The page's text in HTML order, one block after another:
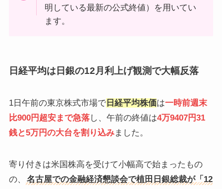
明している最新の公式終値）を用いてい
ます。
日経平均は日銀の12月利上げ観測で大幅反落
1日午前の東京株式市場で日経平均株価は一時前週末
比900円超安まで急落し、午前の終値は4万9407円31
銭と5万円の大台を割り込みました。
寄り付きは米国株高を受けて小幅高で始まったもの
の、
名古屋での金融経済懇談会で植田日銀総裁が「12